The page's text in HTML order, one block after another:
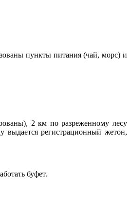
пункты питания (чай, морс) и
2 км по разреженному лесу
выдается регистрационный жетон,
буфет.